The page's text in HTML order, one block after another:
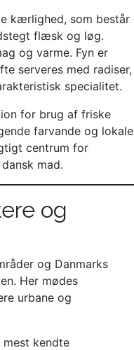
kærlighed, som består
flæsk og løg.
og varme. Fyn er
serveres med radiser,
specialitet.
for brug af friske
farvande og lokale
centrum for
mad.
og
og Danmarks
Her mødes
urbane og
kendte